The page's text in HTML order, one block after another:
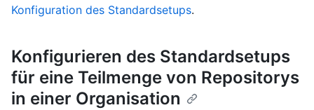
Konfiguration des Standardsetups.
Konfigurieren des Standardsetups
für eine Teilmenge von Repositorys
in einer Organisation